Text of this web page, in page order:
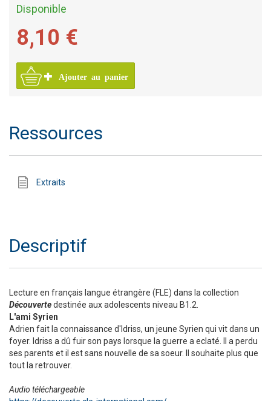
Disponible
8,10 €
Ajouter au panier
Ressources
Extraits
Descriptif
Lecture en français langue étrangère (FLE) dans la collection
Découvertedestinée aux adolescents niveau B1.2.
L'ami Syrien
Adrien fait la connaissance d'Idriss, un jeune Syrien qui vit dans un
foyer. Idriss a dû fuir son pays lorsque la guerre a eclaté. Il a perdu
ses parents et il est sans nouvelle de sa soeur. Il souhaite plus que
tout la retrouver.
Audio téléchargeable